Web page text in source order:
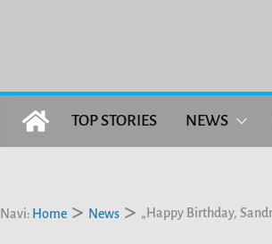
TOP STORIES NEWS
Navi: Home News „Happy Birthday,